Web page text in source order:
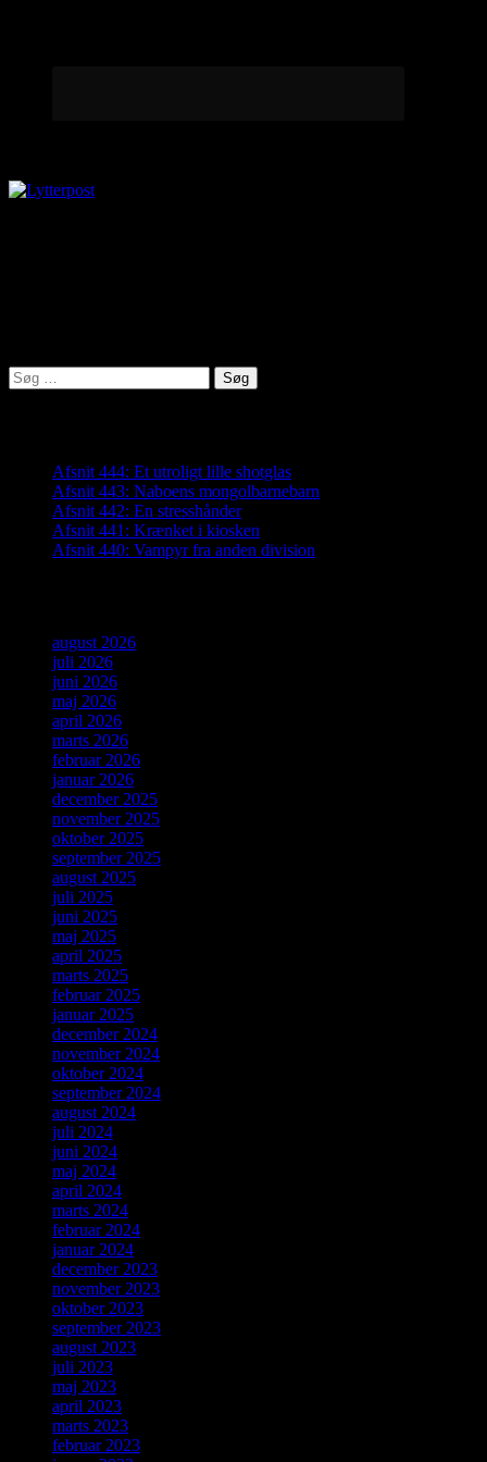
Søg
efter:
Afsnit 444: Et utroligt lille shotglas
Afsnit 443: Naboens mongolbarnebarn
Afsnit 442: En stresshånder
Afsnit 441: Krænket i kiosken
Afsnit 440: Vampyr fra anden division
august 2026
juli 2026
juni 2026
maj 2026
april 2026
marts 2026
februar 2026
januar 2026
december 2025
november 2025
oktober 2025
september 2025
august 2025
juli 2025
juni 2025
maj 2025
april 2025
marts 2025
februar 2025
januar 2025
december 2024
november 2024
oktober 2024
september 2024
august 2024
juli 2024
juni 2024
maj 2024
april 2024
marts 2024
februar 2024
januar 2024
december 2023
november 2023
oktober 2023
september 2023
august 2023
juli 2023
maj 2023
april 2023
marts 2023
februar 2023